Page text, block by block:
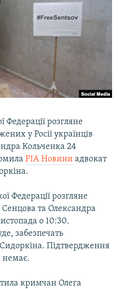
Федерації розгляне
у Росії українців
Кольченка 24
РІА Новини адвокат
Федерації розгляне
Сенцова та Олександра
о 10:30.
забезпечать
Підтвердження
немає.
кримчан Олега